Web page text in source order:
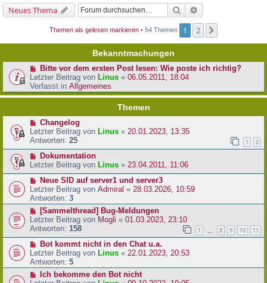
Neues Thema Suche
Themen als gelesen markieren • 54 Themen 1 2
Bekanntmachungen
Bitte vor dem ersten Post lesen: Wie poste ich richtig?
Letzter Beitrag von Linus « 06.05.2011, 18:04
Verfasst in Allgemeines
Themen
Changelog
Letzter Beitrag von Linus « 20.01.2023, 13:35
Antworten: 25 1 2
Dokumentation
Letzter Beitrag von Linus « 23.04.2011, 11:06
Neue SID auf server1 und server3
Letzter Beitrag von Admiral « 28.03.2026, 10:59
Antworten: 3
[Sammelthread] Bug-Meldungen
Letzter Beitrag von Mogli « 01.03.2023, 23:10
Antworten: 158 1 8 9 10 11
Bot kommt nicht in den Chat u.a.
Letzter Beitrag von Linus « 22.01.2023, 20:53
Antworten: 5
Ich bekomme den Bot nicht